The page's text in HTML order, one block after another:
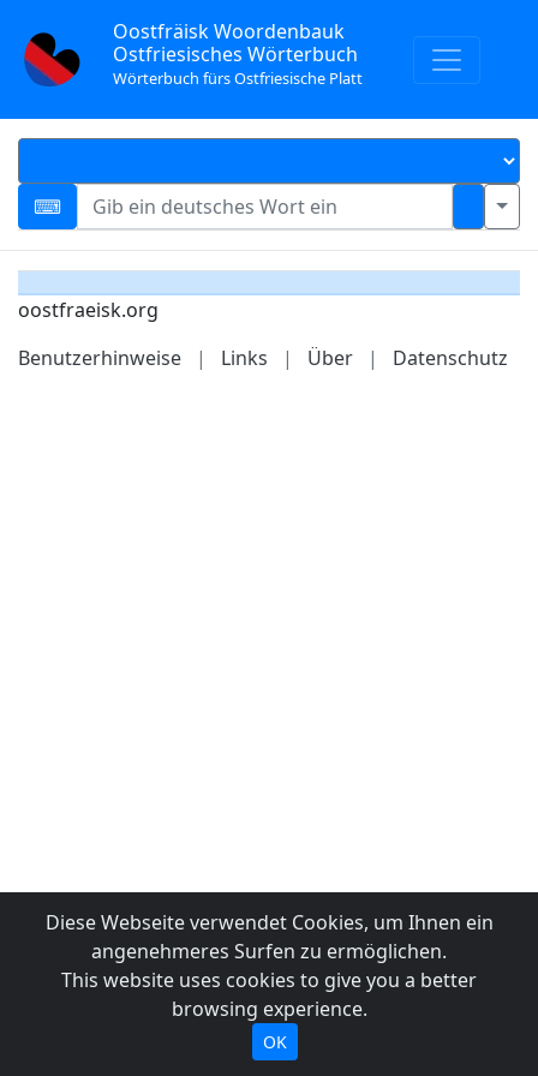
Oostfräisk Woordenbauk
Ostfriesisches Wörterbuch
Wörterbuch fürs Ostfriesische Platt
oostfraeisk.org
Benutzerhinweise
| Links | Über | Datenschutz
Diese Webseite verwendet Cookies, um Ihnen ein
angenehmeres Surfen zu ermöglichen.
This website uses cookies to give you a better
browsing experience.
OK